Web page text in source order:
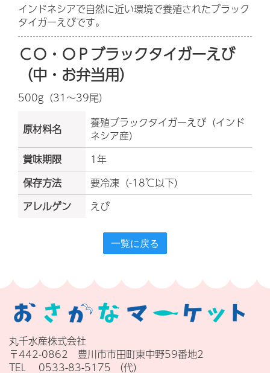
インドネシアで自然に近い環境で養殖されたブラック
タイガーえびです。
ＣＯ・ＯＰブラックタイガーえび
（中・お弁当用）
500g（31～39尾）
原材料名
養殖ブラックタイガーえび（インド
ネシア産）
賞味期限
1年
保存方法
要冷凍（-18℃以下）
アレルゲン
えび
一覧に戻る
丸千水産株式会社
〒442-0862 豊川市市田町東中野59番地2
TEL 0533-83-5175 （代）